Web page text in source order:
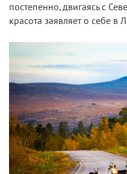
постепенно, двигаясь с
красота заявляет о себе в